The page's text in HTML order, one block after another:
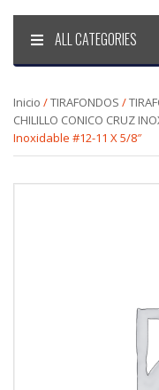
ALL CATEGORIES
Inicio /TIRAFONDOS /
CHILILLO CONICO CRUZ
Inoxidable #12-11 X 5/8″